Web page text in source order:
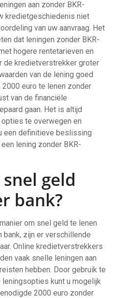
aan zonder BKR-
kredietgeschiedenis niet
van uw aanvraag. Het
dat leningen zonder BKR-
hogere rentetarieven en
de kredietverstrekker groter
van de lening goed
euro te lenen zonder
van de financiële
gaan. Het is altijd
te overwegen en
een definitieve beslissing
lening zonder BKR-
geld
bank?
om snel geld te lenen
zijn er verschillende
Online kredietverstrekkers
vaak snelle leningen aan
hebben. Door gebruik te
kunt u mogelijk
2000 euro zonder